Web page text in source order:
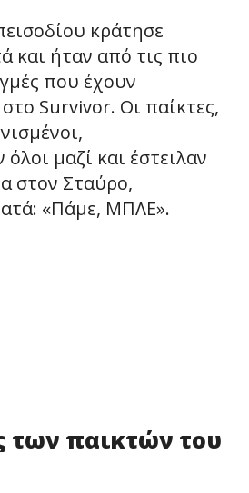
κράτησε
και ήταν από τις πιο
που έχουν
Survivor. Οι παίκτες,
μαζί και έστειλαν
στον Σταύρο,
«Πάμε, ΜΠΛΕ».
των παικτών του